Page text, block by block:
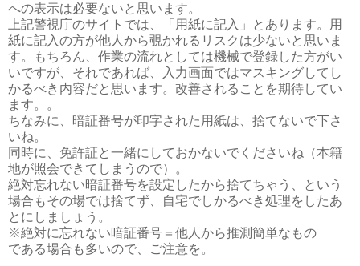
への表示は必要ないと思います。
上記警視庁のサイトでは、「用紙に記入」とあります。用
紙に記入の方が他人から覗かれるリスクは少ないと思いま
す。もちろん、作業の流れとしては機械で登録した方がい
いですが、それであれば、入力画面ではマスキングしてし
かるべき内容だと思います。改善されることを期待してい
ます。。
ちなみに、暗証番号が印字された用紙は、捨てないで下さ
いね。
同時に、免許証と一緒にしておかないでくださいね（本籍
地が照会できてしまうので）。
絶対忘れない暗証番号を設定したから捨てちゃう、という
場合もその場では捨てず、自宅でしかるべき処理をしたあ
とにしましょう。
※絶対に忘れない暗証番号＝他人から推測簡単なもの
である場合も多いので、ご注意を。